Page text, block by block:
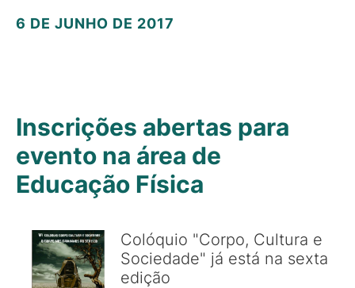
6 DE JUNHO DE 2017
Inscrições abertas para
evento na área de
Educação Física
Colóquio "Corpo, Cultura e
Sociedade" já está na sexta
edição